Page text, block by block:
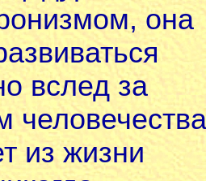
она
вслед за
из жизни